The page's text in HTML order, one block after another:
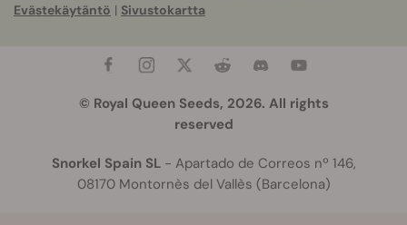
Evästekäytäntö | Sivustokartta
© Royal Queen Seeds, 2026. All rights
reserved
Snorkel Spain SL- Apartado de Correos nº 146,
08170 Montornès del Vallès (Barcelona)